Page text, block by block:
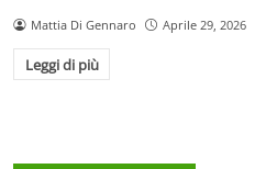
Mattia Di Gennaro Aprile 29, 2026
Leggi di più